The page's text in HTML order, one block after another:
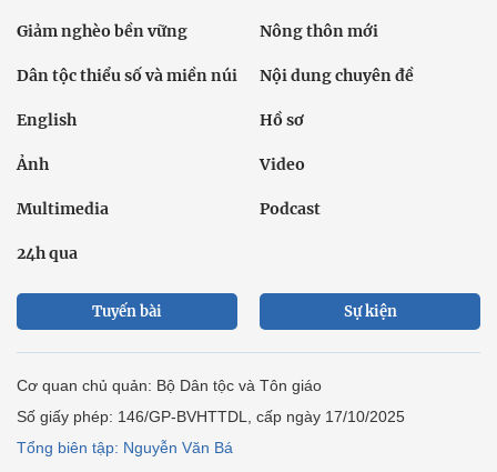
Giảm nghèo bền vững Nông thôn mới
Dân tộc thiểu số và miền núi Nội dung chuyên đề
English Hồ sơ
Ảnh Video
Multimedia Podcast
24h qua
Tuyến bài Sự kiện
Cơ quan chủ quản: Bộ Dân tộc và Tôn giáo
Số giấy phép: 146/GP-BVHTTDL, cấp ngày 17/10/2025
Tổng biên tập: Nguyễn Văn Bá